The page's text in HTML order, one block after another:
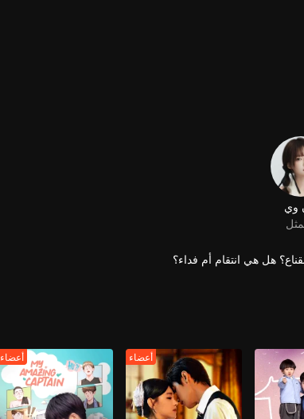
وي
هل هي انتقام أم فداء؟
أعضاء أعضاء